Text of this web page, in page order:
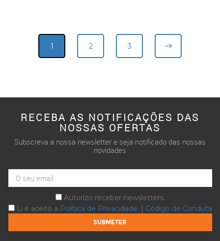
1 2 3
RECEBA AS NOTIFICAÇÕES DAS
NOSSAS OFERTAS
Subscreva a nossa newsletter e seja notificado das nossas
novidades
Autorizo receber newsletters.
Li e aceito a Política de Privacidade. | Código de Conduta